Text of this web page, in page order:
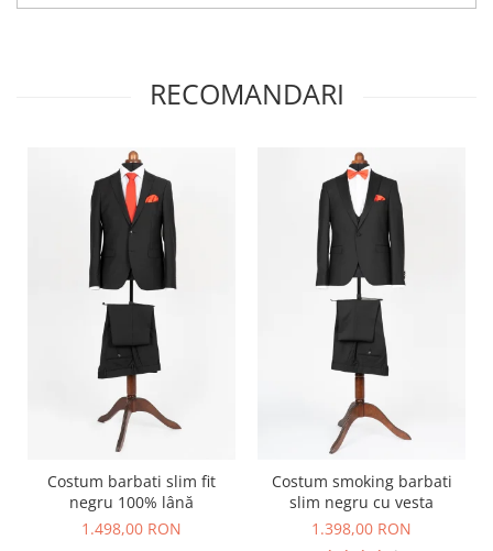
RECOMANDARI
Costum barbati slim fit
negru 100% lână
1.498,00 RON
Costum smoking barbati
slim negru cu vesta
1.398,00 RON